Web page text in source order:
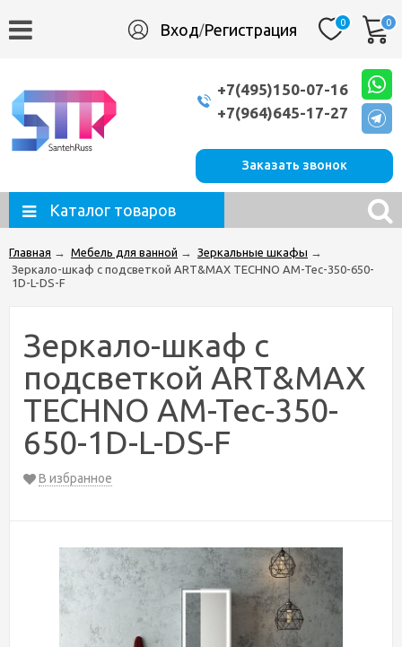
Вход/Регистрация 0 0
+7(495)150-07-16
+7(964)645-17-27
Заказать звонок
Каталог товаров
Главная → Мебель для ванной → Зеркальные шкафы →
Зеркало-шкаф с подсветкой ART&MAX TECHNO AM-Tec-350-650-
1D-L-DS-F
Зеркало-шкаф с
подсветкой ART&MAX
TECHNO AM-Tec-350-
650-1D-L-DS-F
В избранное